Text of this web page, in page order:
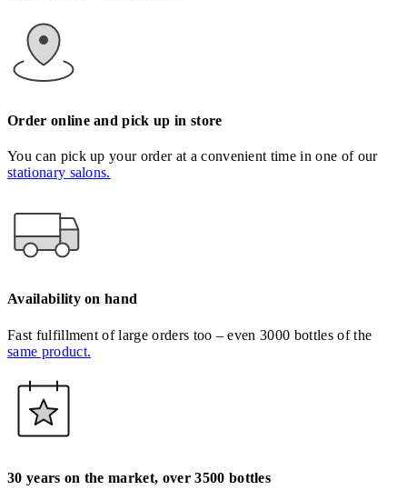
Order online and pick up in store
You can pick up your order at a convenient time in one of our
stationary salons.
Availability on hand
Fast fulfillment of large orders too – even 3000 bottles of the
same product.
30 years on the market, over 3500 bottles